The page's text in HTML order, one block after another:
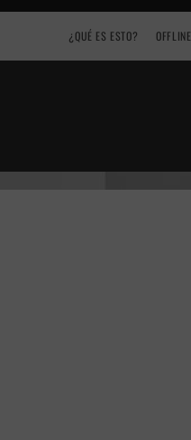
¿QUÉ ES ESTO? OFFLINE